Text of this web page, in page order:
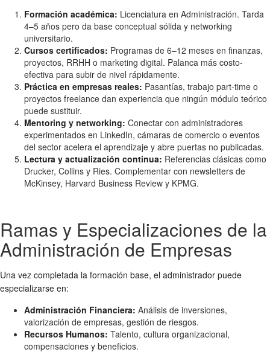
Formación académica: Licenciatura en Administración. Tarda
4–5 años pero da base conceptual sólida y networking
universitario.
Cursos certificados: Programas de 6–12 meses en finanzas,
proyectos, RRHH o marketing digital. Palanca más costo-
efectiva para subir de nivel rápidamente.
Práctica en empresas reales: Pasantías, trabajo part-time o
proyectos freelance dan experiencia que ningún módulo teórico
puede sustituir.
Mentoring y networking: Conectar con administradores
experimentados en LinkedIn, cámaras de comercio o eventos
del sector acelera el aprendizaje y abre puertas no publicadas.
Lectura y actualización continua: Referencias clásicas como
Drucker, Collins y Ries. Complementar con newsletters de
McKinsey, Harvard Business Review y KPMG.
Ramas y Especializaciones de la
Administración de Empresas
Una vez completada la formación base, el administrador puede
especializarse en:
Administración Financiera: Análisis de inversiones,
valorización de empresas, gestión de riesgos.
Recursos Humanos: Talento, cultura organizacional,
compensaciones y beneficios.